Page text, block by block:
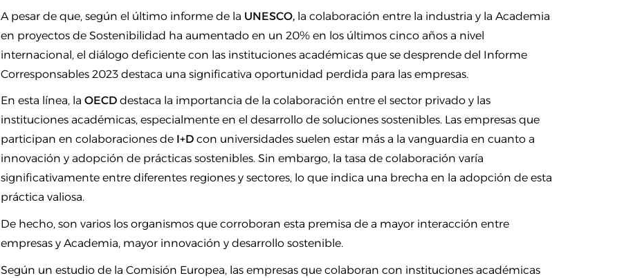
A pesar de que, según el último informe de la UNESCO, la colaboración entre la industria y la Academia
en proyectos de Sostenibilidad ha aumentado en un 20% en los últimos cinco años a nivel
internacional, el diálogo deficiente con las instituciones académicas que se desprende del Informe
Corresponsables 2023 destaca una significativa oportunidad perdida para las empresas.
En esta línea, laOECD destaca la importancia de la colaboración entre el sector privado y las
instituciones académicas, especialmente en el desarrollo de soluciones sostenibles. Las empresas que
participan en colaboraciones de I+D con universidades suelen estar más a la vanguardia en cuanto a
innovación y adopción de prácticas sostenibles. Sin embargo, la tasa de colaboración varía
significativamente entre diferentes regiones y sectores, lo que indica una brecha en la adopción de esta
práctica valiosa.
De hecho, son varios los organismos que corroboran esta premisa de a mayor interacción entre
empresas y Academia, mayor innovación y desarrollo sostenible.
Según un estudio de la Comisión Europea, las empresas que colaboran con instituciones académicas